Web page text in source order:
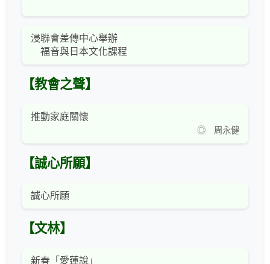
浸聯會差傳中心舉辦
福音與日本文化課程
【教會之聲】
推動家庭關懷
◎ 周永健
【誠心所願】
誠心所願
【文林】
新春「愛蓮說」